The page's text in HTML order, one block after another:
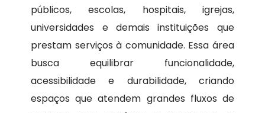
públicos, escolas, hospitais, igrejas,
universidades e demais instituições que
prestam serviços à comunidade. Essa área
busca equilibrar funcionalidade,
acessibilidade e durabilidade, criando
espaços que atendem grandes fluxos de